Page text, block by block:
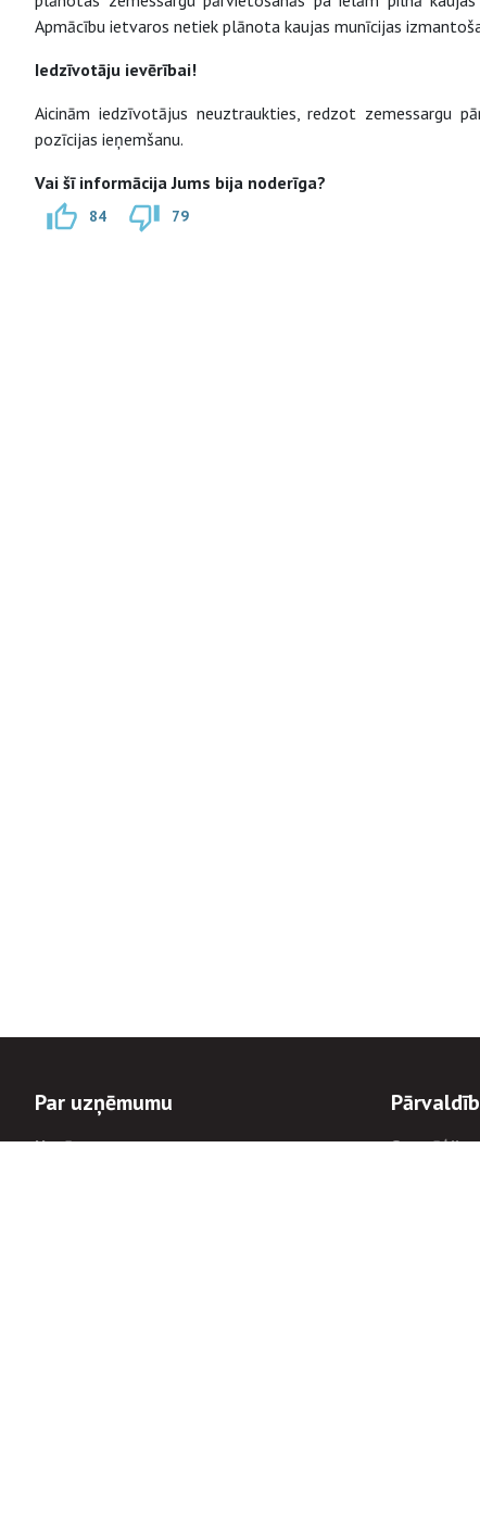
Apmācību ietvaros netiek plānota kaujas munīcijas
Iedzīvotāju ievērībai!
Aicinām iedzīvotājus neuztraukties, redzot zemessargu
pozīcijas ieņemšanu.
Vai šī informācija Jums bija noderīga?
84 79
Par uzņēmumu
Uzņēmums
Stratēģija